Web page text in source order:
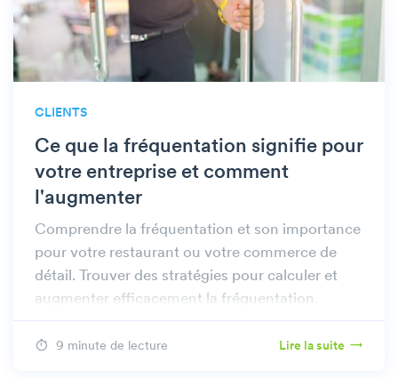
CLIENTS
Ce que la fréquentation signifie pour
votre entreprise et comment
l'augmenter
Comprendre la fréquentation et son importance
pour votre restaurant ou votre commerce de
détail. Trouver des stratégies pour calculer et
augmenter efficacement la fréquentation.
9 minute de lecture Lire la suite